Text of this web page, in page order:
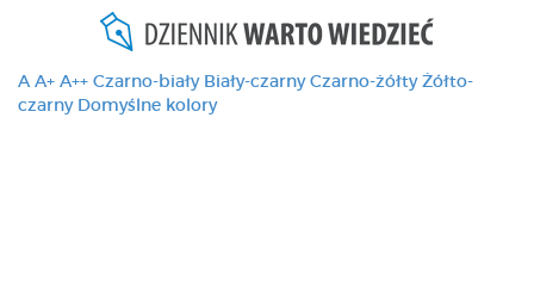
A A+ A++ Czarno-biały Biały-czarny Czarno-żółty Żółto-
czarny Domyślne kolory